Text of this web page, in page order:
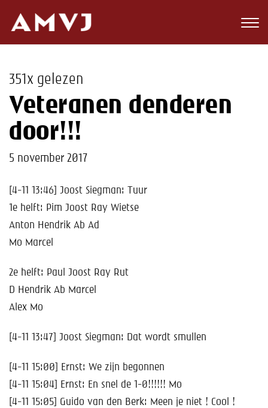
Wedstrijden
Nieuws
Teams
Toekomst
Kalender
Help mee!
Shop
Lid worden
Contact
351x gelezen
Veteranen denderen
door!!!
5 november 2017
[4-11 13:46] Joost Siegman: Tuur
1e helft: Pim Joost Ray Wietse
Anton Hendrik Ab Ad
Mo Marcel
2e helft: Paul Joost Ray Rut
D Hendrik Ab Marcel
Alex Mo
[4-11 13:47] Joost Siegman: Dat wordt smullen
[4-11 15:00] Ernst: We zijn begonnen
[4-11 15:04] Ernst: En snel de 1-0!!!!!! Mo
[4-11 15:05] Guido van den Berk: Meen je niet ! Cool !